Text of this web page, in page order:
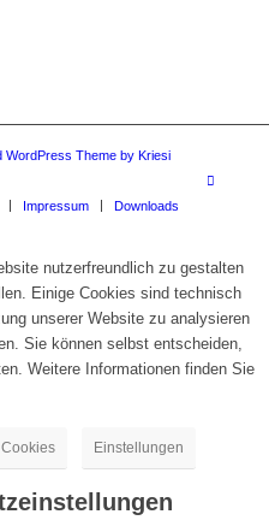
WordPress Theme by Kriesi
Impressum
Downloads
nutzerfreundlich zu gestalten
Einige Cookies sind technisch
unserer Website zu analysieren
Sie können selbst entscheiden,
Weitere Informationen finden Sie
Einstellungen